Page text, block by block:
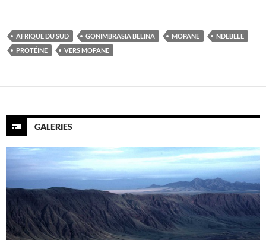
AFRIQUE DU SUD GONIMBRASIA BELINA MOPANE
NDEBELE
PROTÉINE
VERS MOPANE
GALERIES